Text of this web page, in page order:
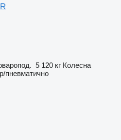
5 120 кг Колесна
пневматично